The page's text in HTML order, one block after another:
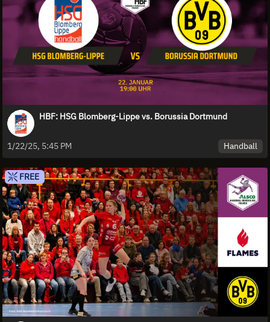
HBF: HSG Blomberg-Lippe vs. Borussia Dortmund
1/22/25, 5:45 PM Handball
FREE